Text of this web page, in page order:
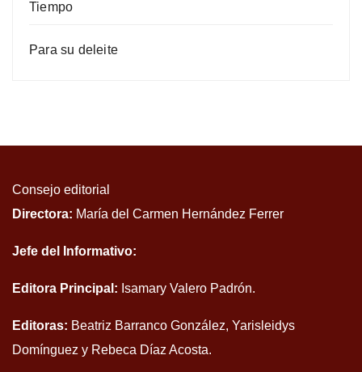
Tiempo
Para su deleite
Consejo editorial
Directora: María del Carmen Hernández Ferrer
Jefe del Informativo:
Editora Principal: Isamary Valero Padrón.
Editoras: Beatriz Barranco González, Yarisleidys
Domínguez y Rebeca Díaz Acosta.